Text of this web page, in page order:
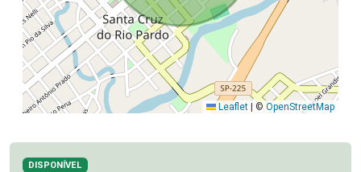
Leaflet © OpenStreetMap
DISPONÍVEL